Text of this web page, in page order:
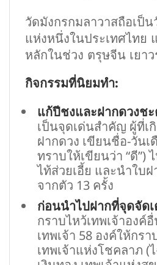
วัดมังกรกมลาวาสถือเป็
แห่งหนึ่งในประเทศไทย
หลักในช่วง ตรุษจีน เยาว
กิจกรรมที่นิยมทำ:
แก้ปีชงและฝากดวงชะ
เป็นจุดเด่นสำคัญ ผู้ที่เ
ฝากดวง เขียนชื่อ-วันเ
ทราบให้เขียนว่า “ดี”)
ไท้ส่วยเอี้ย และนำใบ
จากตัว 13 ครั้ง
ก่อนนำไปฝากที่จุดจัด
กราบไหว้เทพเจ้าองค์
เทพเจ้า 58 องค์ให้กร
เทพเจ้าแห่งโชคลาภ (